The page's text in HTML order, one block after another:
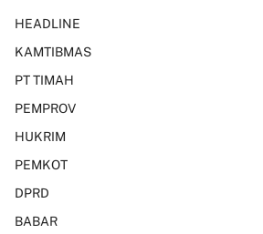
HEADLINE
KAMTIBMAS
PT TIMAH
PEMPROV
HUKRIM
PEMKOT
DPRD
BABAR